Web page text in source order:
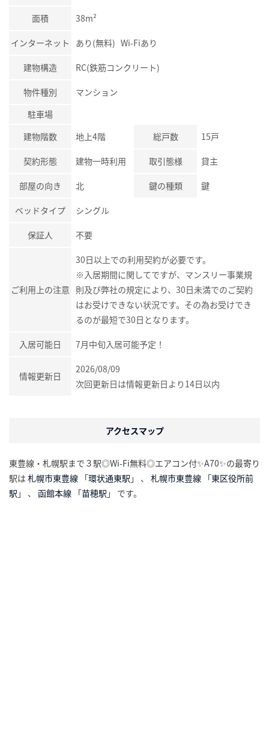
面積 38m²
インターネット あり(無料) Wi-Fiあり
建物構造 RC(鉄筋コンクリート)
物件種別
マンション
駐車場
建物階数
地上4階 総戸数 15戸
契約形態 建物一時利用 取引態様 貸主
部屋の向き 北 鍵の種類 鍵
ベッドタイプ シングル
保証人 不要
ご利用上の注意
30日以上での利用契約が必要です。
※入居期間に関してですが、マンスリー事業規
則及び弊社の規定により、30日未満でのご契約
はお受けできない状況です。その為お受けでき
るのが最短で30日となります。
入居可能日 7月中旬入居可能予定！
情報更新日
2026/08/09
次回更新日は情報更新日より14日以内
アクセスマップ
東豊線・札幌駅まで３駅◎Wi-Fi無料◎エアコン付✨A70✨の最寄り
駅は 札幌市東豊線 「環状通東駅 」 、 札幌市東豊線 「東区役所前
駅 」 、 函館本線 「苗穂駅 」 です。